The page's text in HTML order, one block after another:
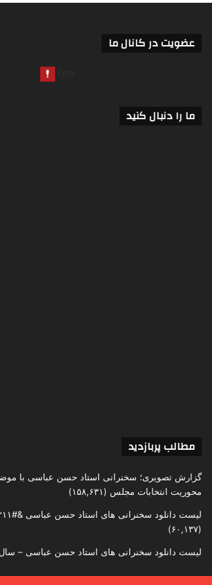
عضویت در کانال ما
ما را دنبال کنید
مطالب پربازدید
گزارش تصویری؛ سخنرانی استاد حسن عباسی با
محوریت انتخابات مجلس (۱۵۸,۶۳۱)
لیست دانلود سخنرانی های استاد حسن عباسی &#۸۲۱۱; سال ۱۳۹۵
(۶۰,۱۳۷)
لیست دانلود سخنرانی های استاد حسن عباسی – سال ۱۳۹۶